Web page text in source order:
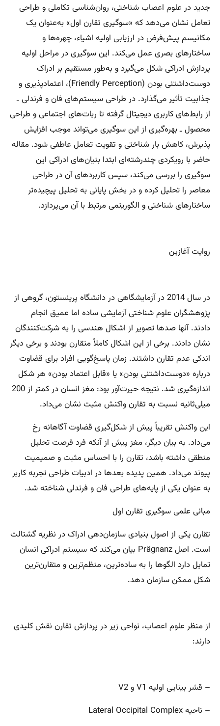
جدید در علوم اعصاب شناختی، روان‌شناسی تکاملی و طراحی
تعامل نشان می‌دهد که «سوگیری تقارن اول» به‌عنوان یک
مکانیسم پیش‌فرض در ارزیابی اولیه اشیاء، چهره‌ها و
ساختارهای بصری عمل می‌کند. این سوگیری در مراحل اولیه
پردازش ادراکی شکل می‌گیرد و به‌طور مستقیم بر ادراک
دوست‌داشتنی بودن (Friendly Perception)، اعتمادپذیری و
جذابیت تأثیر می‌گذارد. در طراحی سیستم‌های فان و فرندلی ـ
از رابط‌های کاربری دیجیتال گرفته تا ربات‌های اجتماعی و طراحی
محصول ـ بهره‌گیری از این سوگیری می‌تواند موجب افزایش
پذیرش، کاهش بار شناختی و تقویت تعامل عاطفی شود. مقاله
حاضر با رویکردی چندرشته‌ای ابتدا بنیان‌های ادراکی این
سوگیری را بررسی می‌کند، سپس کاربردهای آن در طراحی
معاصر را تحلیل کرده و در بخش پایانی به تحلیل پیچیده‌تر
ساختارهای شناختی و الگوریتمی مرتبط با آن می‌پردازد.
روایت آغازین
در سال 2014 در آزمایشگاهی در دانشگاه پرینستون، گروهی از
پژوهشگران علوم شناختی آزمایشی ساده اما عمیق انجام
دادند. آنها صدها تصویر از اشکال هندسی را به شرکت‌کنندگان
نشان دادند. برخی از این اشکال کاملاً متقارن بودند و برخی دیگر
اندکی عدم تقارن داشتند. زمان پاسخ‌گویی افراد برای قضاوت
درباره «دوست‌داشتنی بودن» یا «قابل اعتماد بودن» هر شکل
اندازه‌گیری شد. نتیجه حیرت‌آور بود: مغز انسان در کمتر از 200
میلی‌ثانیه نسبت به تقارن واکنش مثبت نشان می‌داد.
این واکنش تقریباً پیش از شکل‌گیری قضاوت آگاهانه رخ
می‌داد. به بیان دیگر، مغز پیش از آنکه فرد فرصت تحلیل
منطقی داشته باشد، تقارن را با احساس مثبت و صمیمیت
پیوند می‌داد. همین پدیده بعدها در ادبیات طراحی تجربه کاربر
به عنوان یکی از پایه‌های طراحی فان و فرندلی شناخته شد.
مبانی علمی سوگیری تقارن اول
تقارن یکی از اصول بنیادی سازمان‌دهی ادراک در نظریه گشتالت
است. اصل Prägnanz بیان می‌کند که سیستم ادراکی انسان
تمایل دارد الگوها را به ساده‌ترین، منظم‌ترین و متقارن‌ترین
شکل ممکن سازمان دهد.
از منظر علوم اعصاب، نواحی زیر در پردازش تقارن نقش کلیدی
دارند:
– قشر بینایی اولیه V1 و V2
– ناحیه Lateral Occipital Complex